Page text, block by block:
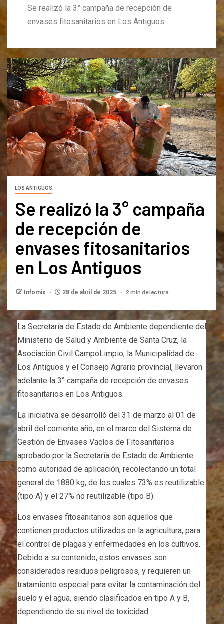
Se realizó la 3° campaña de recepción de
envases fitosanitarios en Los Antiguos
LOS ANTIGUOS
Se realizó la 3° campaña
de recepción de
envases fitosanitarios
en Los Antiguos
Infomix 28 de abril de 2025 2 min de lectura
La Secretaría de Estado de Ambiente dependiente del
Ministerio de Salud y Ambiente de Santa Cruz, la
Asociación Civil CampoLimpio, la Municipalidad de
Los Antiguos y el Consejo Agrario provincial, llevaron
adelante la 3° campaña de recepción de envases
fitosanitarios en Los Antiguos.
La iniciativa se desarrolló del 31 de marzo al 01 de
abril del corriente año, en el marco del Sistema de
Gestión de Envases Vacíos de Fitosanitarios
aprobado por la Secretaría de Estado de Ambiente
como autoridad de aplicación, recolectando un total
general de 1880 kg, de los cuales 73% es reutilizable
(tipo A) y el 27% no reutilizable (tipo B).
Los envases fitosanitarios son aquellos que
contienen productos utilizados en la agricultura, para
el control de plagas y enfermedades en los cultivos.
Debido a su contenido, estos envases son
considerados residuos peligrosos, y requieren un
tratamiento especial para evitar la contaminación del
suelo y el agua, siendo clasificados en tipo A y B,
dependiendo de su nivel de toxicidad.